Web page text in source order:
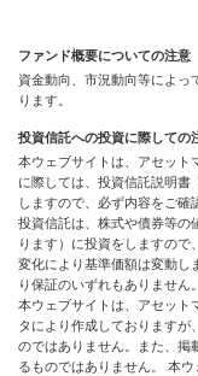
ファンド概要についての注意
資金動向、市況動向等によっ
ります。
投資信託への投資に際しての
本ウェブサイトは、アセット
に際しては、投資信託説明書
しますので、必ず内容をご確
投資信託は、株式や債券等の
ります）に投資をしますの
変化により基準価額は変動し
り保証のいずれもありません。
本ウェブサイトは、アセット
タにより作成しておりますが
のではありません。また、掲
るものではありません。 本